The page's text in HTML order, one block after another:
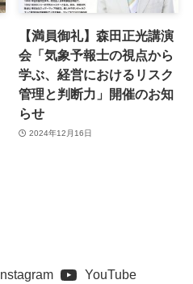
【満員御礼】森田正光講演
会「気象予報士の視点から
学ぶ、経営におけるリスク
管理と判断力」開催のお知
らせ
2024年12月16日
Instagram YouTube